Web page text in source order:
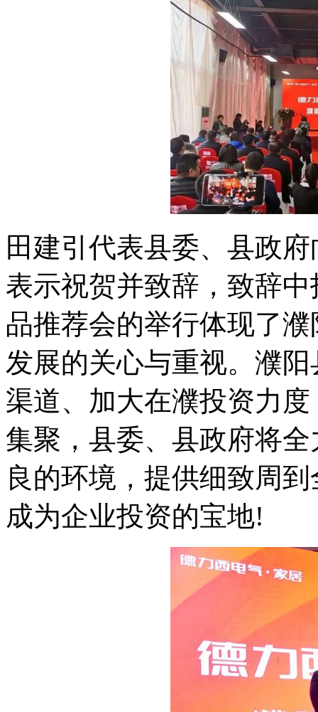
田建引代表县委、县政
表示祝贺并致辞，致辞
品推荐会的举行体现了
发展的关心与重视。濮
渠道、加大在濮投资力
集聚，县委、县政府将
良的环境，提供细致周
成为企业投资的宝地!